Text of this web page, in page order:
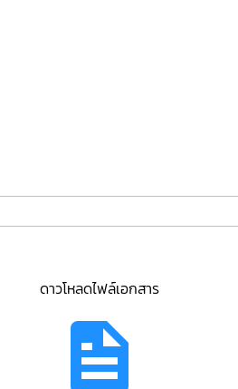
ดาวโหลดไฟล์เอกสาร